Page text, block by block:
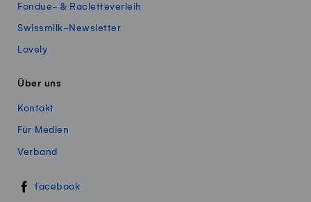
Fondue- & Racletteverleih
Swissmilk-Newsletter
Lovely
Über uns
Kontakt
Für Medien
Verband
Swissmillk auf Social Media
facebook